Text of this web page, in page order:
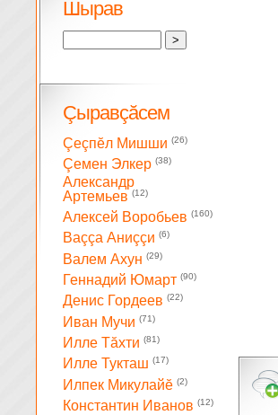
Шырав
Çыравçăсем
Çеçпĕл Мишши (26)
Çемен Элкер (38)
Александр
Артемьев (12)
Алексей Воробьев (160)
Ваççа Аниççи (6)
Валем Ахун (29)
Геннадий Юмарт (90)
Денис Гордеев (22)
Иван Мучи (71)
Илле Тăхти (81)
Илле Тукташ (17)
Илпек Микулайĕ (2)
Константин Иванов (12)